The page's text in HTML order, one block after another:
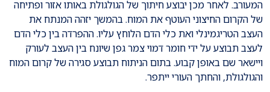
המעורב. לאחר מכן יבוצע חיתוך של הגולגולת באותו אזור ופתיחה
של הקרום החיצוני העוטף את המוח. בהמשך יזהה המנתח את
העצב הטריגמינלי ואת כלי הדם הלוחץ עליו. ההפרדה בין כלי הדם
לעצב תבוצע על ידי חומר דמוי צמר גפן שיונח בין העצב לעורק
ויישאר שם באופן קבוע. בתום הניתוח תבוצע סגירה של קרום המוח
והגולגולת, והחתך העורי ייתפר.